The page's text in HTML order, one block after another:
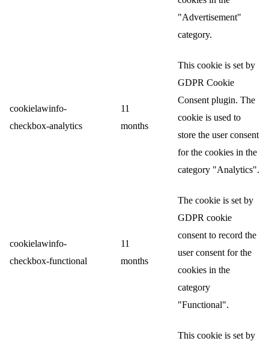
"Advertisement"
category.
cookielawinfo-
checkbox-analytics
11
months
This cookie is set by
GDPR Cookie
Consent plugin. The
cookie is used to
store the user consent
for the cookies in the
category "Analytics".
cookielawinfo-
checkbox-functional
11
months
The cookie is set by
GDPR cookie
consent to record the
user consent for the
cookies in the
category
"Functional".
This cookie is set by